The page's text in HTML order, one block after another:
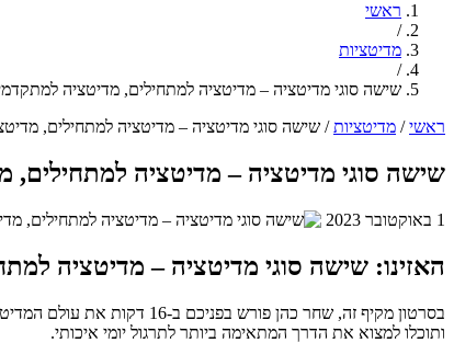
ראשי
/
מדיטציות
/
שישה סוגי מדיטציה – מדיטציה למתחילים, מדיטציה
ראשי / מדיטציות / שישה סוגי מדיטציה – מדיטציה למתחילים,
שישה סוגי מדיטציה – מדיטציה למתחילים,
1 באוקטובר 2023
האזינו: שישה סוגי מדיטציה – מדיטציה
בסרטון מקיף זה, שחר כהן פורש בפניכם ב-16 דקות את עולם המדיטציה על שלל סוגיו, החל מ
ותוכלו למצוא את הדרך המתאימה ביותר לתרגול יומי איכותי.